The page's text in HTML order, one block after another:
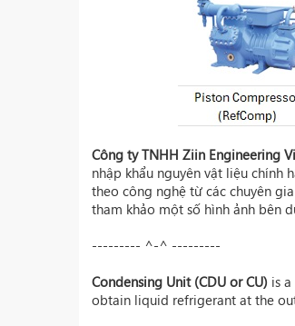
Công ty TNHH Ziin Engineering
nhập khẩu nguyên vật liệu chính
theo công nghệ từ các chuyên
tham khảo một số hình ảnh bên
--------- ^-^ ---------
Condensing Unit (CDU or CU) is
obtain liquid refrigerant at the